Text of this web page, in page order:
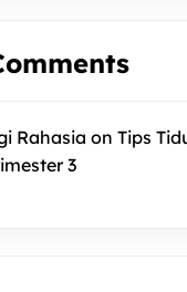
Rahasia on Tips
3